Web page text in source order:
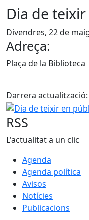
Dia de
Divendres, 22 de
Adreça:
Plaça de la Biblioteca
Darrera
Dia de teixir en públic
RSS
L'actualitat a un clic
Agenda
Agenda política
Avisos
Notícies
Publicacions